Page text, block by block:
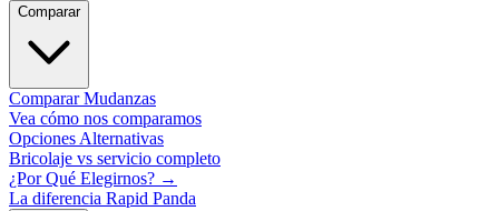
Comparar
Comparar Mudanzas
Vea cómo nos comparamos
Opciones Alternativas
Bricolaje vs servicio completo
¿Por Qué Elegirnos? →
La diferencia Rapid Panda